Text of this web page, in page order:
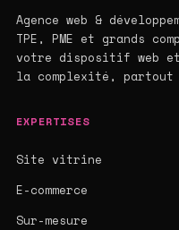
Agence web &
TPE, PME et grands
votre dispositif web
la complexité, partout
EXPERTISES
Site vitrine
E-commerce
Sur-mesure